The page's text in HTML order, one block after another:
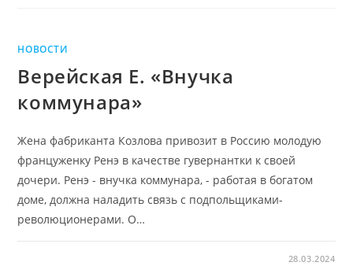
НОВОСТИ
Верейская Е. «Внучка
коммунара»
Жена фабриканта Козлова привозит в Россию молодую
француженку Ренэ в качестве гувернантки к своей
дочери. Ренэ - внучка коммунара, - работая в богатом
доме, должна наладить связь с подпольщиками-
революционерами. О…
28.03.2024